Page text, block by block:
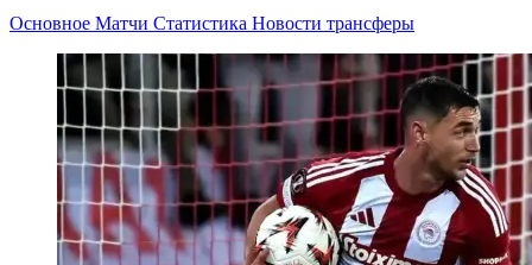
Основное Матчи Статистика Новости трансферы